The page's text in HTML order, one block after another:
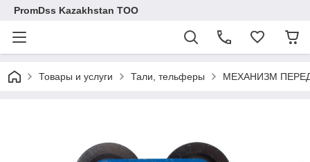
PromDss Kazakhstan TOO
Товары и услуги Тали, тельферы МЕХАНИЗМ